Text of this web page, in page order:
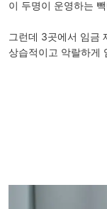
이 두명이 운영하는
그런데 3곳에서 임금
상습적이고 악랄하게